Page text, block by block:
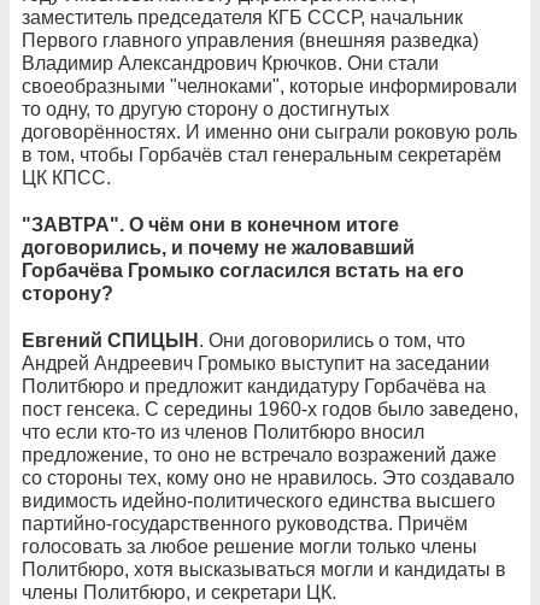
заместитель председателя КГБ СССР, начальник
Первого главного управления (внешняя разведка)
Владимир Александрович Крючков. Они стали
своеобразными "челноками", которые информировали
то одну, то другую сторону о достигнутых
договорённостях. И именно они сыграли роковую роль
в том, чтобы Горбачёв стал генеральным секретарём
ЦК КПСС.
"ЗАВТРА". О чём они в конечном итоге
договорились, и почему не жаловавший
Горбачёва Громыко согласился встать на его
сторону?
Евгений СПИЦЫН . Они договорились о том, что
Андрей Андреевич Громыко выступит на заседании
Политбюро и предложит кандидатуру Горбачёва на
пост генсека. С середины 1960-х годов было заведено,
что если кто-то из членов Политбюро вносил
предложение, то оно не встречало возражений даже
со стороны тех, кому оно не нравилось. Это создавало
видимость идейно-политического единства высшего
партийно-государственного руководства. Причём
голосовать за любое решение могли только члены
Политбюро, хотя высказываться могли и кандидаты в
члены Политбюро, и секретари ЦК.